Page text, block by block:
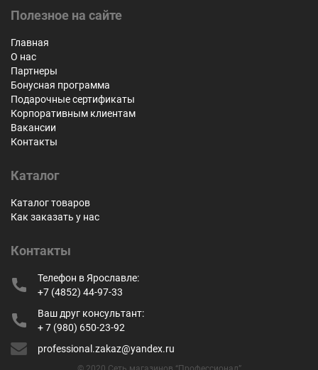
Полезное на сайте
Главная
О нас
Партнеры
Бонусная программа
Подарочные сертификаты
Корпоративным клиентам
Вакансии
Контакты
Каталог
Каталог товаров
Как заказать у нас
Контакты
Телефон в Ярославле:
+7 (4852) 44-97-33
Ваш друг консультант:
+ 7 (980) 650-23-92
professional.zakaz@yandex.ru